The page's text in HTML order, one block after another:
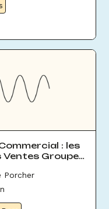
: les
Groupes
Porcher